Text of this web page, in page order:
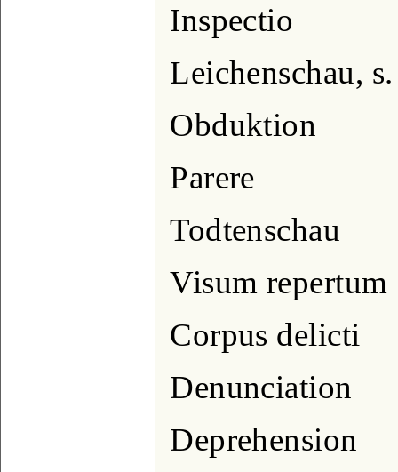
Inspectio
Leichenschau,
Obduktion
Parere
Todtenschau
Visum repertum
Corpus delicti
Denunciation
Deprehension